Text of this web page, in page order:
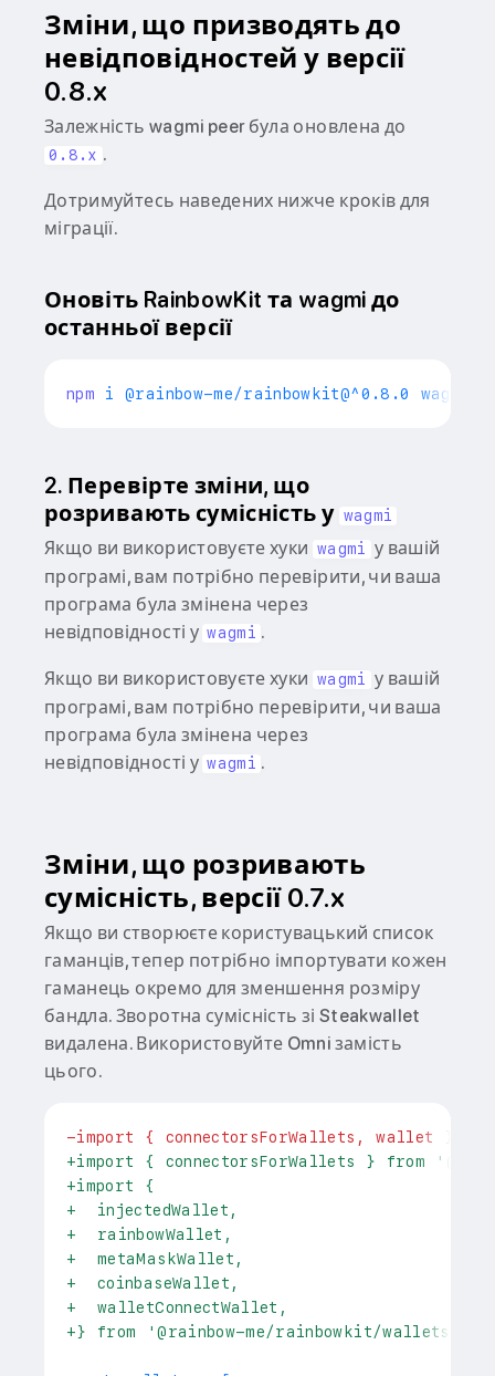
Зміни, що призводять до
невідповідностей у версії
0.8.x
Залежність wagmi peer була оновлена до
0.8.x .
Дотримуйтесь наведених нижче кроків для
міграції.
Оновіть RainbowKit та wagmi до
останньої версії
npm
2. Перевірте зміни, що
розривають сумісність у wagmi
Якщо ви використовуєте хуки wagmi
у вашій
програмі, вам потрібно перевірити, чи ваша
програма була змінена через
невідповідності у wagmi .
Якщо ви використовуєте хуки wagmi
у вашій
програмі, вам потрібно перевірити, чи ваша
програма була змінена через
невідповідності у wagmi .
Зміни, що розривають
сумісність, версії 0.7.x
Якщо ви створюєте користувацький список
гаманців, тепер потрібно імпортувати кожен
гаманець окремо для зменшення розміру
бандла. Зворотна сумісність зі Steakwallet
видалена. Використовуйте Omni замість
цього.
-import { connectorsForWallets, wallet }
+import { connectorsForWallets } from
+import {
+
  injectedWallet,
+
  rainbowWallet,
+
  metaMaskWallet,
+
  coinbaseWallet,
+
  walletConnectWallet,
+} from '@rainbow-me/rainbowkit/wallets';